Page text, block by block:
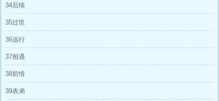
34后续
35过世
36远行
37相遇
38前情
39表弟